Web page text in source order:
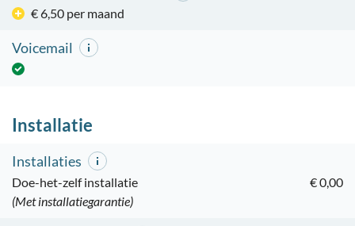
€ 6,50 per maand
Voicemail
Installatie
Installaties
Doe-het-zelf installatie
€ 0,00
(Met installatiegarantie)